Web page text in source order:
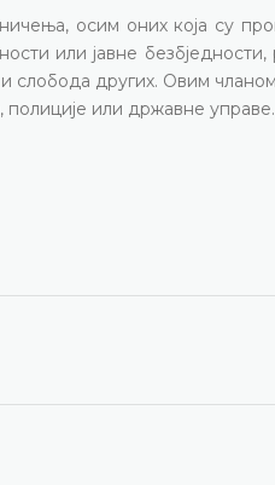
осим оних која су
или јавне
других. Овим
или државне управе.